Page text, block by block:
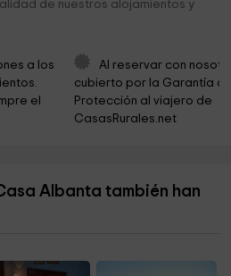
Guzmán
de nuestros alojamientos y
a los
el
Al reservar con
cubierto por la Garantía
Protección al viajero de
CasasRurales.net
Albanta también han